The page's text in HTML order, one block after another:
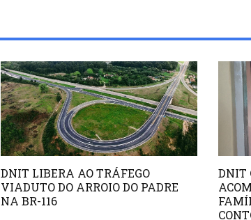
DNIT LIBERA AO TRÁFEGO
VIADUTO DO ARROIO DO PADRE
NA BR-116
DNIT